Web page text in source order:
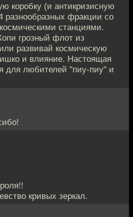
коробку (и антикризисную
разнообразных фракции со
станциями.
грозный флот из
развивай космическую
и влияние. Настоящая
для любителей "пиу-пиу" и
кривых зеркал.